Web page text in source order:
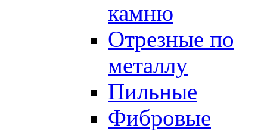
камню
Отрезные по
металлу
Пильные
Фибровые